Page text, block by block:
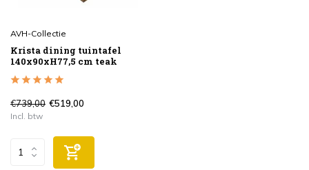
AVH-Collectie
Krista dining tuintafel
140x90xH77,5 cm teak
€739,00 €519,00
Incl. btw